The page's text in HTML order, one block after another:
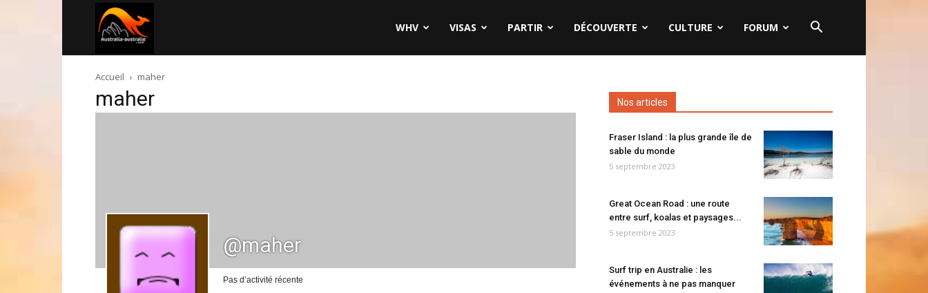
australie.com
WHV VISAS PARTIR DÉCOUVERTE CULTURE FORUM
Accueil maher
maher
@maher
Pas d’activité récente
Nos articles
Fraser Island : la plus grande île de
sable du monde
5 septembre 2023
Great Ocean Road : une route
entre surf, koalas et paysages...
5 septembre 2023
Surf trip en Australie : les
événements à ne pas manquer